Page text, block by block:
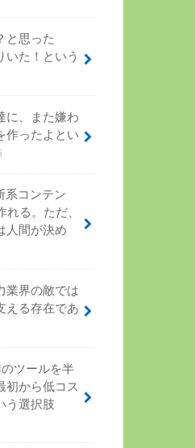
と思った
いた！という
に、また嫌わ
作ったよとい
系コンテン
れる。ただ、
人間が決め
業界の敵では
える存在であ
ツールを半
初から低コス
う選択肢